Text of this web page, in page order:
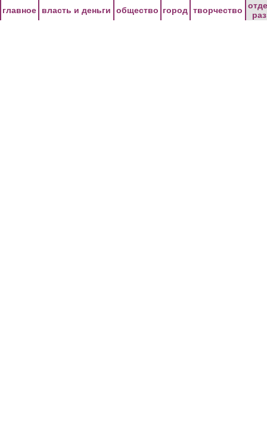
главное власть и деньги общество город творчество